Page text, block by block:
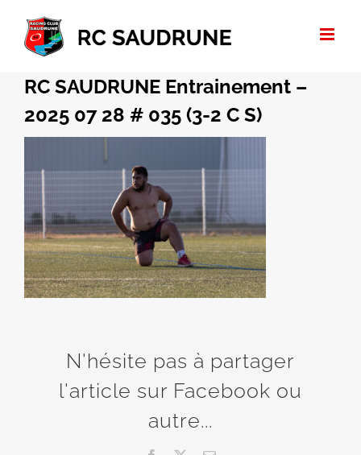
Passer
contenu
RC SAUDRUNE Entrainement –
2025 07 28 # 035 (3-2 C S)
N'hésite pas à partager
l'article sur Facebook ou
autre...